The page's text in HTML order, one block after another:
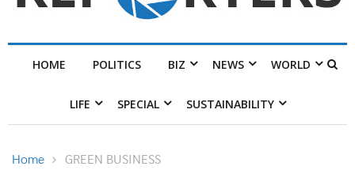
HOME POLITICS BIZ NEWS WORLD
LIFE SPECIAL SUSTAINABILITY
Home GREEN BUSINESS